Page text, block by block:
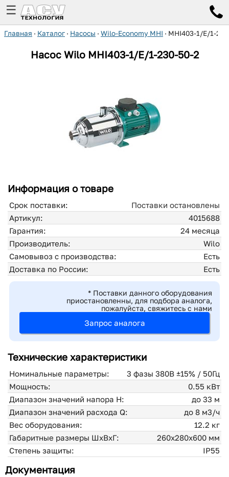
☰
Главная · Каталог · Насосы · Wilo-Economy MHI · MHI403-1/E/1-
Насос Wilo MHI403-1/E/1-230-50-2
Информация о товаре
Срок поставки:
Поставки остановлены
Артикул:
4015688
Гарантия:
24 месяца
Производитель:
Wilo
Самовывоз с производства:
Есть
Доставка по России:
Есть
* Поставки данного оборудования
приостановленны, для подбора аналога,
пожалуйста, свяжитесь с нами
Запрос аналога
Технические характеристики
Номинальные параметры:
3 фазы 380В ±15% / 50Гц
Мощность:
0.55 кВт
Диапазон значений напора H:
до 33 м
Диапазон значений расхода Q:
до 8 м3/ч
Вес оборудования:
12.2 кг
Габаритные размеры ШхВхГ:
260х280х600 мм
Степень защиты:
IP55
Документация